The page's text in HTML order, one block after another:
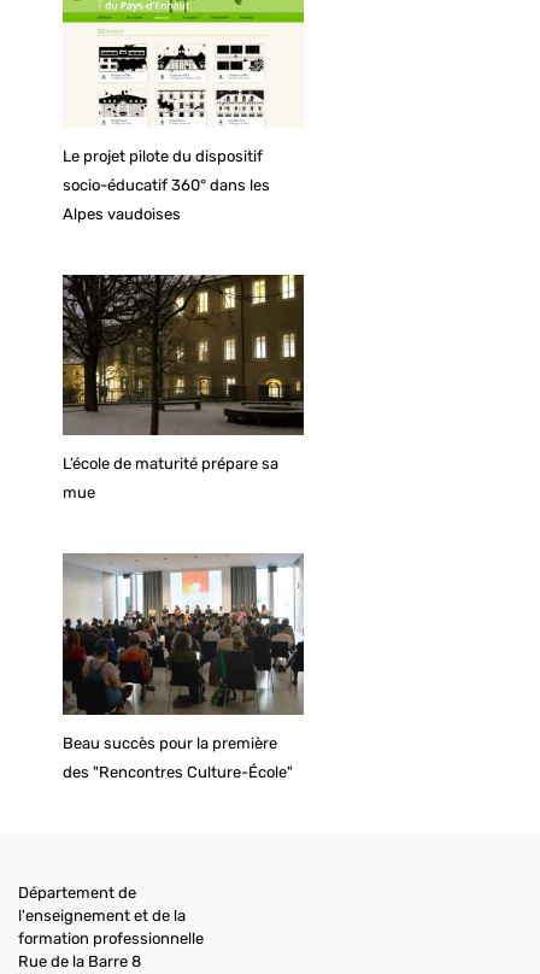
Le projet pilote du dispositif
socio-éducatif 360° dans les
Alpes vaudoises
L’école de maturité prépare sa
mue
Beau succès pour la première
des "Rencontres Culture-École"
Département de
l'enseignement et de la
formation professionnelle
Rue de la Barre 8